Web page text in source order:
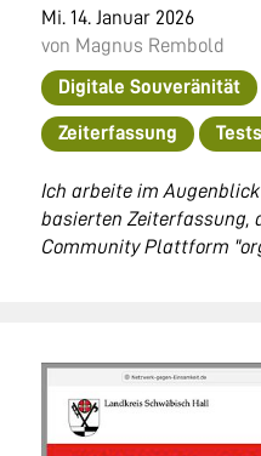
Mi. 14. Januar 2026
von Magnus Rembold
Digitale Souveränität
Zeiterfassung Tests
Ich arbeite im
basierten Zeiterfassung,
Community Plattform